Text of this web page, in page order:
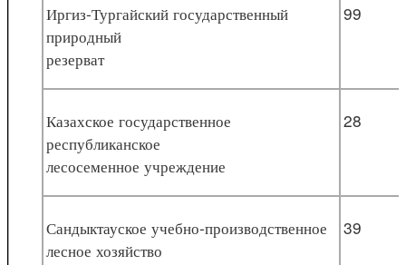
Иргиз-Тургайский государственный
природный
резерват
99
Казахское государственное
республиканское
лесосеменное учреждение
28
Сандыктауское учебно-производственное
лесное хозяйство
39